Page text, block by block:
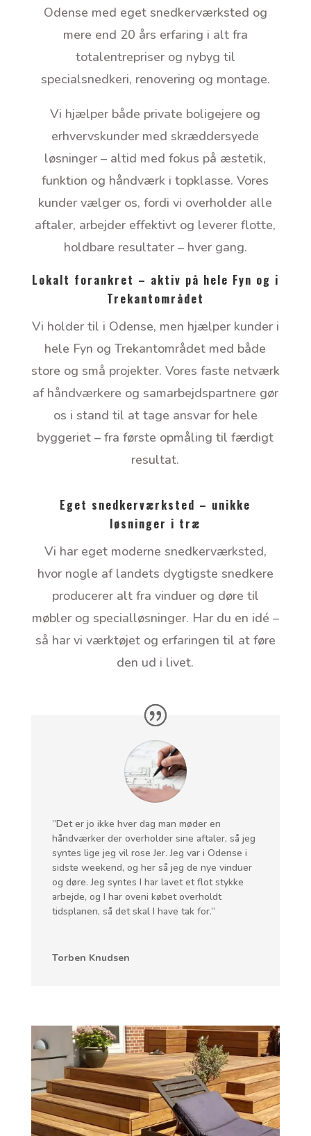
Odense med eget snedkerværksted og
mere end 20 års erfaring i alt fra
totalentrepriser og nybyg til
specialsnedkeri, renovering og montage.
Vi hjælper både private boligejere og
erhvervskunder med skræddersyede
løsninger – altid med fokus på æstetik,
funktion og håndværk i topklasse. Vores
kunder vælger os, fordi vi overholder alle
aftaler, arbejder effektivt og leverer flotte,
holdbare resultater – hver gang.
Lokalt forankret – aktiv på hele Fyn og i
Trekantområdet
Vi holder til i Odense, men hjælper kunder i
hele Fyn og Trekantområdet med både
store og små projekter. Vores faste netværk
af håndværkere og samarbejdspartnere gør
os i stand til at tage ansvar for hele
byggeriet – fra første opmåling til færdigt
resultat.
Eget snedkerværksted – unikke
løsninger i træ
Vi har eget moderne snedkerværksted,
hvor nogle af landets dygtigste snedkere
producerer alt fra vinduer og døre til
møbler og specialløsninger. Har du en idé –
så har vi værktøjet og erfaringen til at føre
den ud i livet.
”Det er jo ikke hver dag man møder en
håndværker der overholder sine aftaler, så jeg
syntes lige jeg vil rose Jer. Jeg var i Odense i
sidste weekend, og her så jeg de nye vinduer
og døre. Jeg syntes I har lavet et flot stykke
arbejde, og I har oveni købet overholdt
tidsplanen, så det skal I have tak for.”
Torben Knudsen